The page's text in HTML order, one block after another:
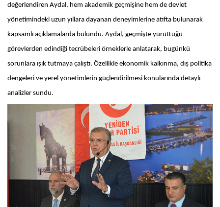
değerlendiren Aydal, hem akademik geçmişine hem de devlet
yönetimindeki uzun yıllara dayanan deneyimlerine atıfta bulunarak
kapsamlı açıklamalarda bulundu. Aydal, geçmişte yürüttüğü
görevlerden edindiği tecrübeleri örneklerle anlatarak, bugünkü
sorunlara ışık tutmaya çalıştı. Özellikle ekonomik kalkınma, dış politika
dengeleri ve yerel yönetimlerin güçlendirilmesi konularında detaylı
analizler sundu.